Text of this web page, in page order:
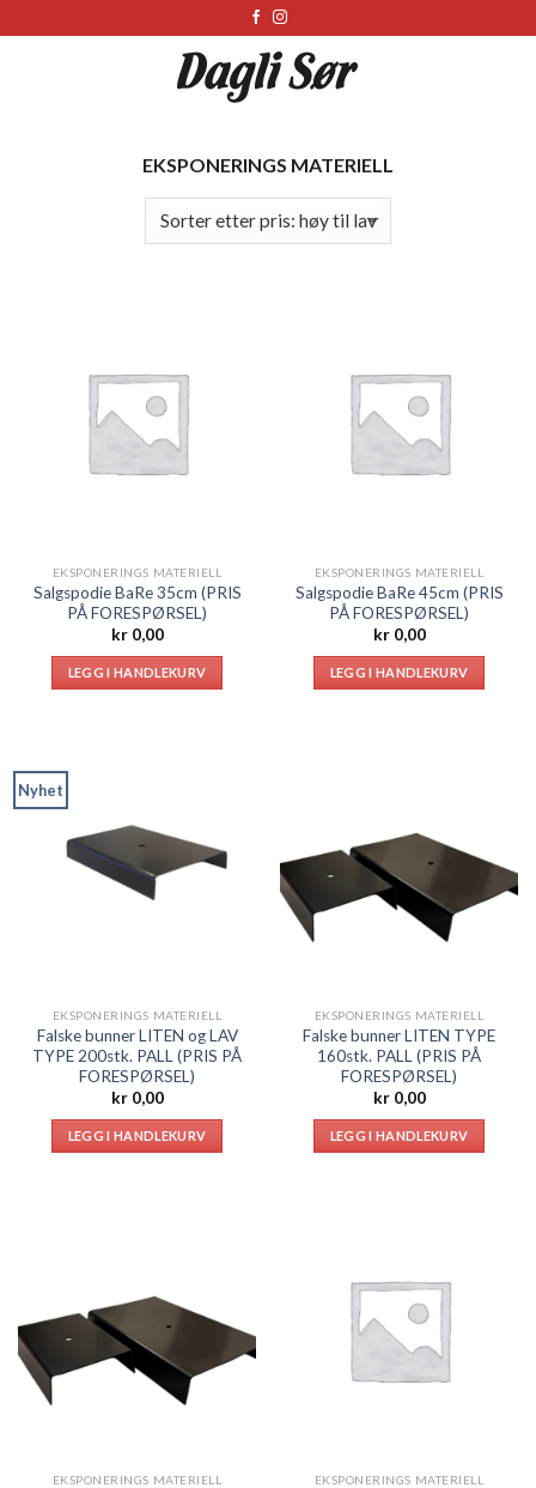
to
EKSPONERINGS MATERIELL
EKSPONERINGS MATERIELL
Salgspodie BaRe 35cm (PRIS
PÅ FORESPØRSEL)
kr0,00
LEGG I HANDLEKURV
EKSPONERINGS MATERIELL
Salgspodie BaRe 45cm (PRIS
PÅ FORESPØRSEL)
kr0,00
LEGG I HANDLEKURV
Nyhet
EKSPONERINGS MATERIELL
Falske bunner LITEN og LAV
TYPE 200stk. PALL (PRIS PÅ
FORESPØRSEL)
kr0,00
LEGG I HANDLEKURV
EKSPONERINGS MATERIELL
Falske bunner LITEN TYPE
160stk. PALL (PRIS PÅ
FORESPØRSEL)
kr0,00
LEGG I HANDLEKURV
EKSPONERINGS MATERIELL EKSPONERINGS MATERIELL